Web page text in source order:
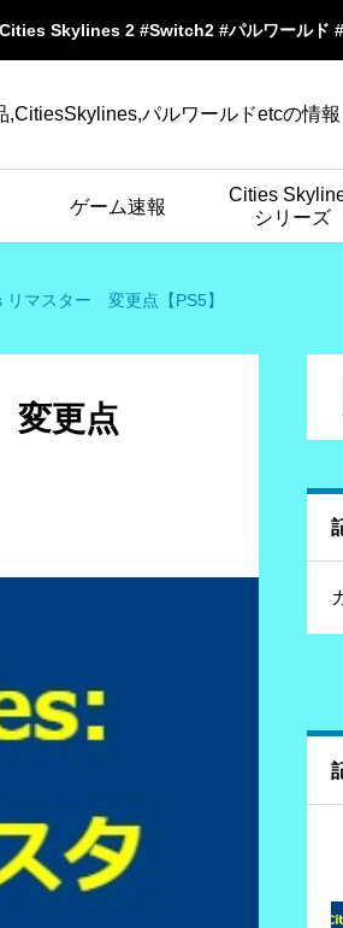
Skylines 2 #Switch2 #パルワールド
,CitiesSkylines,パルワールドetcの情報
ゲーム速報
Cities
シリーズ
リマスター 変更点【PS5】
変更点